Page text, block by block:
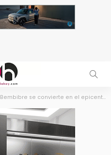
Bembibre se convierte en el epicentro del deporte base provincial con la clausura de los Juegos Escolares